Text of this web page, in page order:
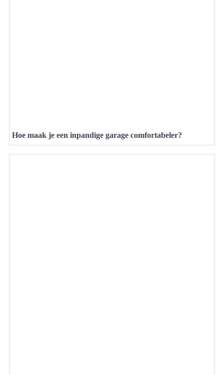
Hoe maak je een inpandige garage comfortabeler?